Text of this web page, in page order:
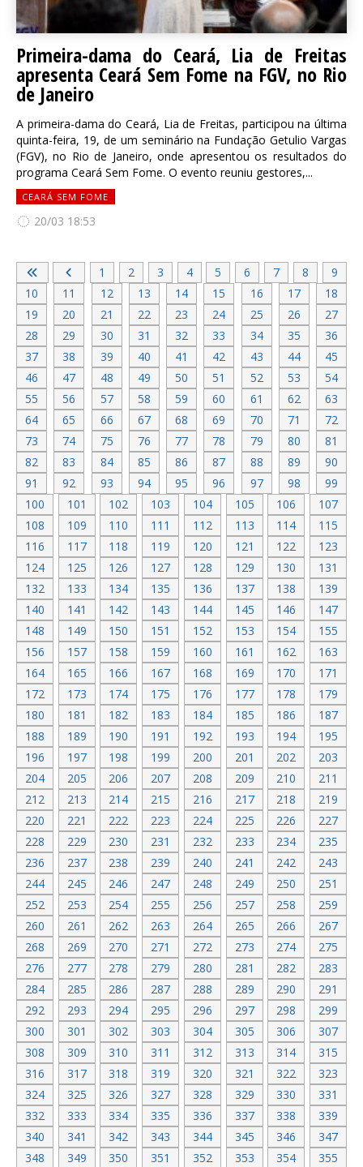
Primeira-dama do Ceará, Lia de Freitas
apresenta Ceará Sem Fome na FGV, no Rio
de Janeiro
A primeira-dama do Ceará, Lia de Freitas, participou na última
quinta-feira, 19, de um seminário na Fundação Getulio Vargas
(FGV), no Rio de Janeiro, onde apresentou os resultados do
programa Ceará Sem Fome. O evento reuniu gestores,...
CEARÁ SEM FOME
20/03 18:53
1 2 3 4 5 6 7 8
9
10
11 12 13 14 15 16 17
18
19
20 21 22 23 24 25 26
27
28
29 30 31 32 33 34 35
36
37
38 39 40 41 42 43 44
45
46
47 48 49 50 51 52 53
54
55
56 57 58 59 60 61 62
63
64
65 66 67 68 69 70 71
72
73
74 75 76 77 78 79 80
81
82
83 84 85 86 87 88 89
90
91
92 93 94 95 96 97 98
99
100
101 102 103 104 105 106
107
108
109 110 111 112 113 114
115
116
117 118 119 120 121 122
123
124
125 126 127 128 129 130
131
132
133 134 135 136 137 138
139
140
141 142 143 144 145 146
147
148
149 150 151 152 153 154
155
156
157 158 159 160 161 162
163
164
165 166 167 168 169 170
171
172
173 174 175 176 177 178
179
180
181 182 183 184 185 186
187
188
189 190 191 192 193 194
195
196
197 198 199 200 201 202
203
204
205 206 207 208 209 210
211
212
213 214 215 216 217 218
219
220
221 222 223 224 225 226
227
228
229 230 231 232 233 234
235
236
237 238 239 240 241 242
243
244
245 246 247 248 249 250
251
252
253 254 255 256 257 258
259
260
261 262 263 264 265 266
267
268
269 270 271 272 273 274
275
276
277 278 279 280 281 282
283
284
285 286 287 288 289 290
291
292
293 294 295 296 297 298
299
300
301 302 303 304 305 306
307
308
309 310 311 312 313 314
315
316
317 318 319 320 321 322
323
324
325 326 327 328 329 330
331
332
333 334 335 336 337 338
339
340
341 342 343 344 345 346
347
348
349 350 351 352 353 354 355